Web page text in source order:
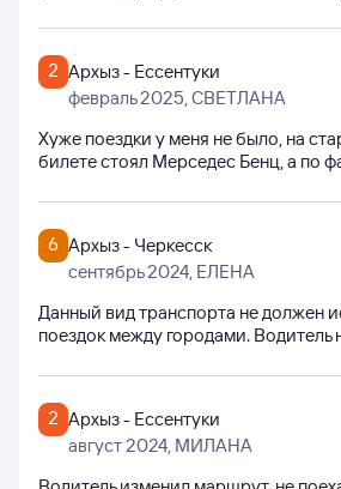
2 Архыз - Ессентуки
февраль 2025, СВЕТЛАНА
Хуже поездки у меня не было, на
билете стоял Мерседес Бенц, а по
6 Архыз - Черкесск
сентябрь 2024, ЕЛЕНА
Данный вид транспорта не должен
поездок между городами. Водитель
2 Архыз - Ессентуки
август 2024, МИЛАНА